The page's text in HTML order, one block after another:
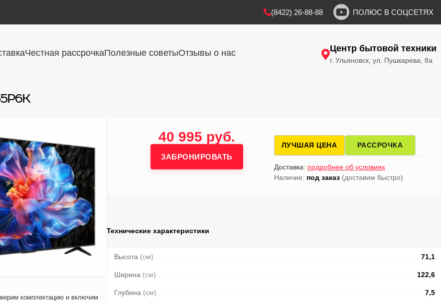
(8422) 26-88-88 ПОЛЮС В СОЦСЕТЯХ
Честная рассрочкаПолезные советыОтзывы о нас Центр бытовой техники
г. Ульяновск, ул. Пушкарева, 8а
комплектацию и включим
40 995 руб.
ЗАБРОНИРОВАТЬ
ЛУЧШАЯ ЦЕНА РАССРОЧКА
Доставка: подробнее об условиях
Наличие: под заказ(доставим быстро)
Технические характеристики
Высота (см) 71,1
Ширина (см) 122,6
Глубина (см) 7,5